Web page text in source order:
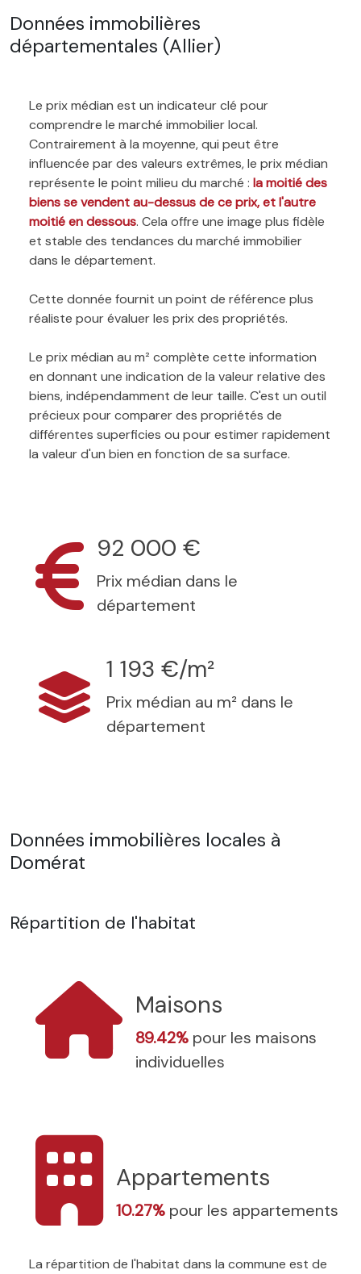
Données immobilières
départementales (Allier)
Le prix médian est un indicateur clé pour
comprendre le marché immobilier local.
Contrairement à la moyenne, qui peut être
influencée par des valeurs extrêmes, le prix médian
représente le point milieu du marché : la moitié des
biens se vendent au-dessus de ce prix, et l'autre
moitié en dessous. Cela offre une image plus fidèle
et stable des tendances du marché immobilier
dans le département.
Cette donnée fournit un point de référence plus
réaliste pour évaluer les prix des propriétés.
Le prix médian au m² complète cette information
en donnant une indication de la valeur relative des
biens, indépendamment de leur taille. C'est un outil
précieux pour comparer des propriétés de
différentes superficies ou pour estimer rapidement
la valeur d'un bien en fonction de sa surface.
92 000 €
Prix médian dans le
département
1 193 €/m²
Prix médian au m² dans le
département
Données immobilières locales à
Domérat
Répartition de l'habitat
Maisons
89.42% pour les maisons
individuelles
Appartements
10.27% pour les appartements
La répartition de l'habitat dans la commune est de